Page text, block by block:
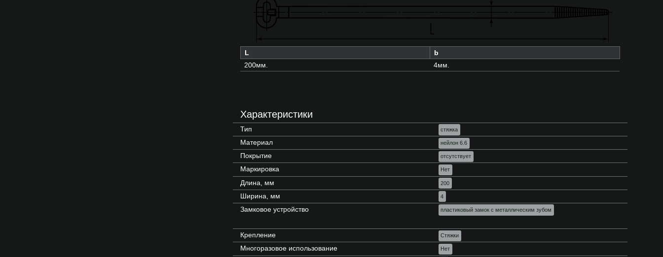
L
b
200мм.
4мм.
Характеристики
Тип стяжка
Материал нейлон 6.6
Покрытие отсутствует
Маркировка Нет
Длина, мм 200
Ширина, мм 4
Замковое устройство пластиковый замок с металлическим зубом
Крепление Стяжки
Многоразовое использование Нет